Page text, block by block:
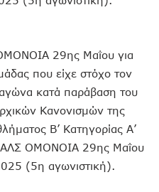
29ης Μαΐου για
που είχε στόχο τον
κατά παράβαση του
Κανονισμών της
Β’ Κατηγορίας Α’
ΟΜΟΝΟΙΑ 29ης Μαΐου
(5η αγωνιστική).